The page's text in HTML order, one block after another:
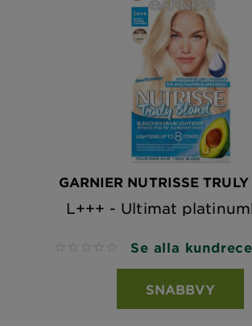
GARNIER NUTRISSE
L+++ - Ultimat
No reviews Se alla
SNABBVY